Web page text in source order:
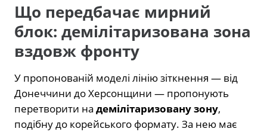
Що передбачає мирний
блок: демілітаризована зона
вздовж фронту
У пропонованій моделі лінію зіткнення — від
Донеччини до Херсонщини — пропонують
перетворити на демілітаризовану зону,
подібну до корейського формату. За нею має